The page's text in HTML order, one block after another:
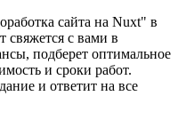
сайта на Nuxt" в
свяжется с вами в
подберет оптимальное
и сроки работ.
и ответит на все